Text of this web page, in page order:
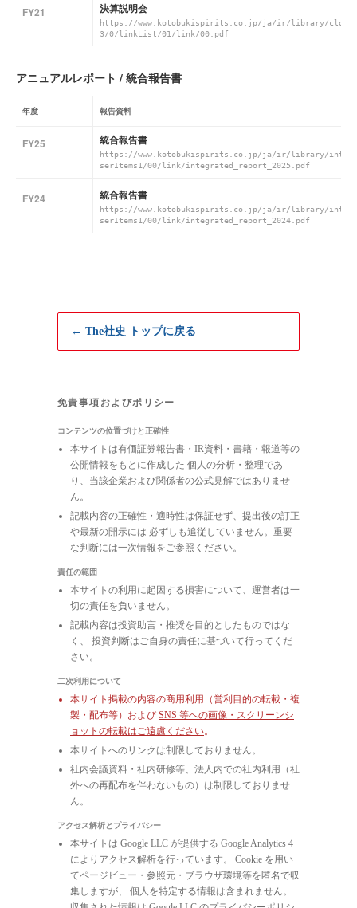
FY21 決算説明会
https://www.kotobukispirits.co.jp/ja/ir/library/
3/0/linkList/01/link/00.pdf
アニュアルレポート / 統合報告書
年度 報告資料
FY25 統合報告書
https://www.kotobukispirits.co.jp/ja/ir/library/
serItems1/00/link/integrated_report_2025.pdf
FY24 統合報告書
https://www.kotobukispirits.co.jp/ja/ir/library/
serItems1/00/link/integrated_report_2024.pdf
← The社史 トップに戻る
免責事項およびポリシー
コンテンツの位置づけと正確性
本サイトは有価証券報告書・IR資料・書籍・報道等の
公開情報をもとに作成した 個人の分析・整理であ
り、当該企業および関係者の公式見解ではありませ
ん。
記載内容の正確性・適時性は保証せず、提出後の訂正
や最新の開示には 必ずしも追従していません。重要
な判断には一次情報をご参照ください。
責任の範囲
本サイトの利用に起因する損害について、運営者は一
切の責任を負いません。
記載内容は投資助言・推奨を目的としたものではな
く、 投資判断はご自身の責任に基づいて行ってくだ
さい。
二次利用について
本サイト掲載の内容の商用利用（営利目的の転載・複
製・配布等）および SNS 等への画像・スクリーンシ
ョットの転載はご遠慮ください。
本サイトへのリンクは制限しておりません。
社内会議資料・社内研修等、法人内での社内利用（社
外への再配布を伴わないもの）は制限しておりませ
ん。
アクセス解析とプライバシー
本サイトは Google LLC が提供する Google Analytics 4
によりアクセス解析を行っています。 Cookie を用い
てページビュー・参照元・ブラウザ環境等を匿名で収
集しますが、 個人を特定する情報は含まれません。